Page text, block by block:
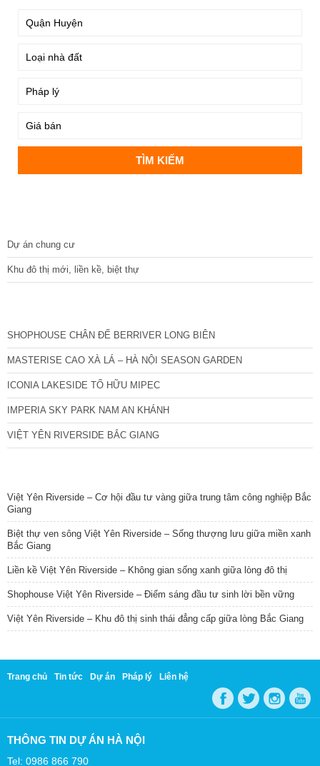
Dự án chung cư
Khu đô thị mới, liền kề, biệt thự
SHOPHOUSE CHÂN ĐẾ BERRIVER LONG BIÊN
MASTERISE CAO XÀ LÁ – HÀ NỘI SEASON GARDEN
ICONIA LAKESIDE TỐ HỮU MIPEC
IMPERIA SKY PARK NAM AN KHÁNH
VIỆT YÊN RIVERSIDE BẮC GIANG
Việt Yên Riverside – Cơ hội đầu tư vàng giữa trung tâm công nghiệp Bắc
Giang
Biệt thự ven sông Việt Yên Riverside – Sống thượng lưu giữa miền xanh
Bắc Giang
Liền kề Việt Yên Riverside – Không gian sống xanh giữa lòng đô thị
Shophouse Việt Yên Riverside – Điểm sáng đầu tư sinh lời bền vững
Việt Yên Riverside – Khu đô thị sinh thái đẳng cấp giữa lòng Bắc Giang
Trang chủ Tin tức Dự án Pháp lý Liên hệ
THÔNG TIN DỰ ÁN HÀ NỘI
Tel: 0986 866 790